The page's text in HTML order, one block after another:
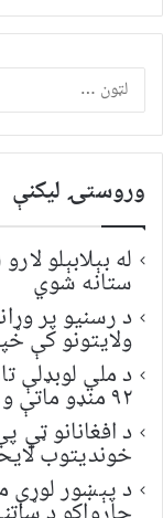
وروستۍ ليکنې
ستانه شوي
د رسنیو پر
ولایتونو کې
د ملي لوبډلې
۹۲ منډو ماتې ورکړه
د افغانانو
خونديتوب
د پېښور لوړې